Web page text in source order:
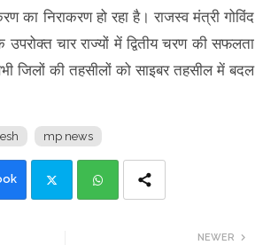
निराकरण हो रहा है। राजस्व मंत्री गोविंद
उपरोक्त चार राज्यों में द्वितीय चरण की सफलता
जिलों की तहसीलों को साइबर तहसील में बदल
mp news
NEWER